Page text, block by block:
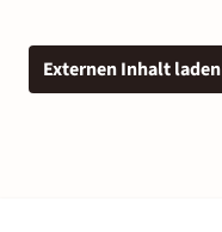
Externen Inhalt laden